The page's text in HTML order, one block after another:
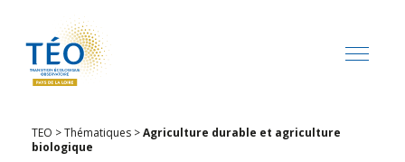
TEO >Thématiques >Agriculture durable et agriculture
biologique